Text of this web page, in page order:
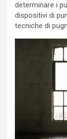
determinare i
dispositivi di
tecniche di